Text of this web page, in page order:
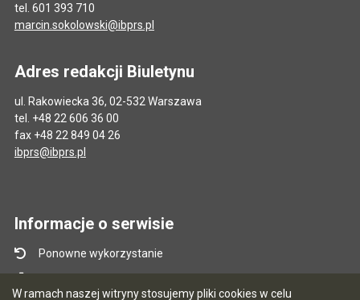
W ramach naszej witryny stosujemy pliki cookies w celu
tel. 601 393 710
marcin.sokolowski@ibprs.pl
Adres redakcji Biuletynu
ul. Rakowiecka 36, 02-532 Warszawa
tel. +48 22 606 36 00
fax +48 22 849 04 26
ibprs@ibprs.pl
Informacje o serwisie
Ponowne wykorzystanie
Mapa serwisu